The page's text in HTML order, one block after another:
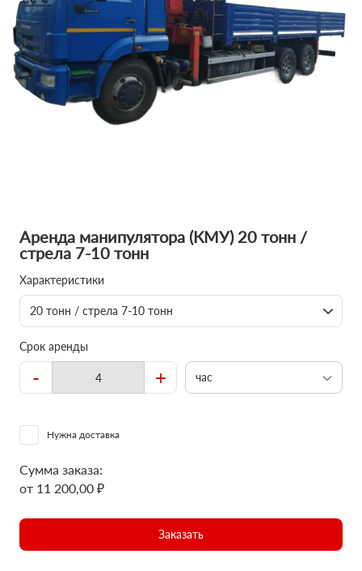
Аренда манипулятора (КМУ) 20 тонн /
стрела 7-10 тонн
Характеристики
20 тонн / стрела 7-10 тонн
Срок аренды
- + час
Нужна доставка
Сумма заказа:
от 11 200,00 ₽
Заказать